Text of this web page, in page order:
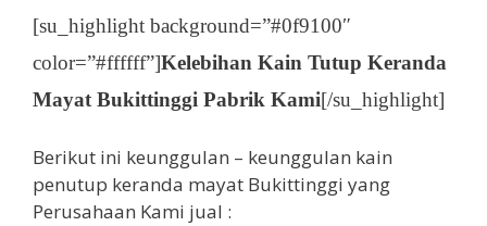
[su_highlight background=”#0f9100″
color=”#ffffff”]Kelebihan Kain Tutup Keranda
Mayat Bukittinggi Pabrik Kami[/su_highlight]
Berikut ini keunggulan – keunggulan kain
penutup keranda mayat Bukittinggi yang
Perusahaan Kami jual :